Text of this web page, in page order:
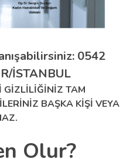
0542
İSTANBUL
GİZLİLİĞİNİZ TAM
BAŞKA KİŞİ VEYA
Olur?